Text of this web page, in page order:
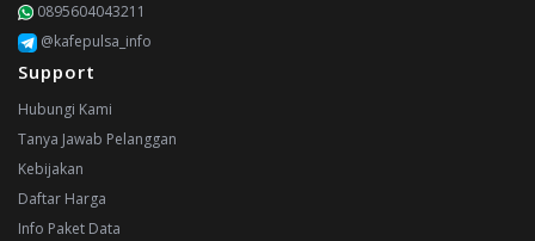
0895604043211
@kafepulsa_info
Support
Hubungi Kami
Tanya Jawab Pelanggan
Kebijakan
Daftar Harga
Info Paket Data